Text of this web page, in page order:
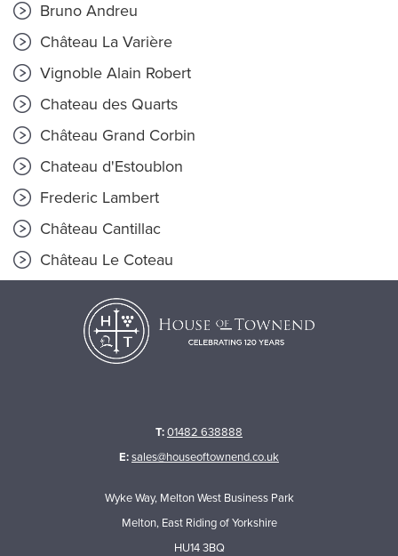
Bruno Andreu
Château La Varière
Vignoble Alain Robert
Chateau des Quarts
Château Grand Corbin
Chateau d'Estoublon
Frederic Lambert
Château Cantillac
Château Le Coteau
T:01482 638888
E:sales@houseoftownend.co.uk
Wyke Way, Melton West Business Park
Melton, East Riding of Yorkshire
HU14 3BQ